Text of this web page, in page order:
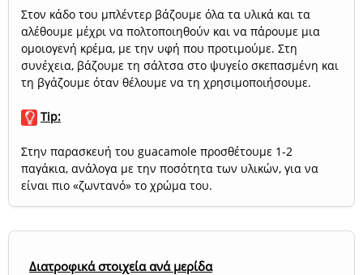
Στον κάδο του μπλέντερ βάζουμε όλα τα υλικά και τα
αλέθουμε μέχρι να πολτοποιηθούν και να πάρουμε μια
ομοιογενή κρέμα, με την υφή που προτιμούμε. Στη
συνέχεια, βάζουμε τη σάλτσα στο ψυγείο σκεπασμένη και
τη βγάζουμε όταν θέλουμε να τη χρησιμοποιήσουμε.
Tip:
Στην παρασκευή του guacamole προσθέτουμε 1-2
παγάκια, ανάλογα με την ποσότητα των υλικών, για να
είναι πιο «ζωντανό» το χρώμα του.
Διατροφικά στοιχεία ανά μερίδα